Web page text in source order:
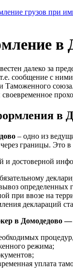
грузов при
в
далеко за
сообщение с
Таможенного
своевременное
в
– одно из
границы. Это
и достоверной
определенных
при ввозе на
деклараций
в Домодедово —
режима;
уплата